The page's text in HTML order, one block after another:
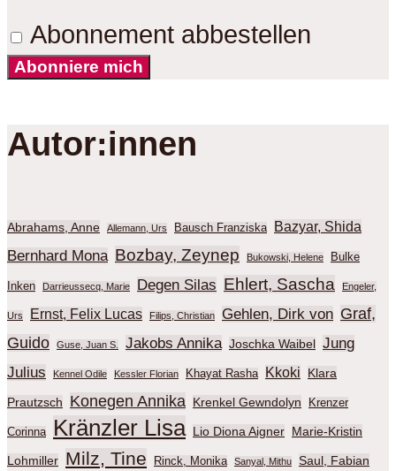
Abonnement abbestellen
Abonniere mich
Autor:innen
Abrahams, Anne Allemann, Urs Bausch Franziska Bazyar, Shida
Bernhard Mona Bozbay, Zeynep Bukowski, Helene Bulke
Inken Darrieussecq, Marie Degen Silas Ehlert, Sascha Engeler,
Urs Ernst, Felix Lucas Filips, Christian Gehlen, Dirk von Graf,
Guido
Guse, Juan S. Jakobs Annika Joschka Waibel Jung
Julius
Kennel Odile Kessler Florian Khayat Rasha Kkoki Klara
Prautzsch Konegen Annika Krenkel Gewndolyn Krenzer
Corinna Kränzler Lisa Lio Diona Aigner Marie-Kristin
Lohmiller Milz, Tine Rinck, Monika Sanyal, Mithu Saul, Fabian